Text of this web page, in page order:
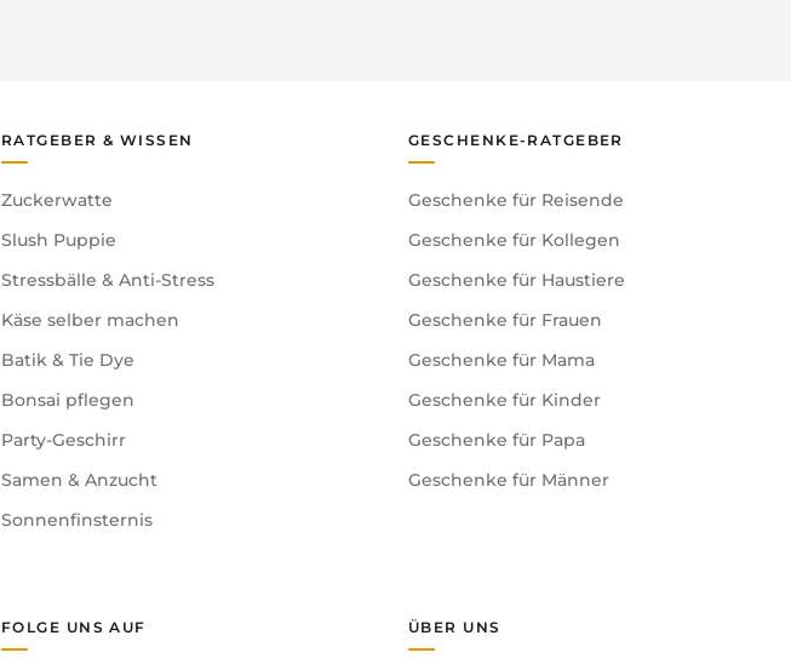
RATGEBER & WISSEN
Zuckerwatte
Slush Puppie
Stressbälle & Anti-Stress
Käse selber machen
Batik & Tie Dye
Bonsai pflegen
Party-Geschirr
Samen & Anzucht
Sonnenfinsternis
GESCHENKE-RATGEBER
Geschenke für Reisende
Geschenke für Kollegen
Geschenke für Haustiere
Geschenke für Frauen
Geschenke für Mama
Geschenke für Kinder
Geschenke für Papa
Geschenke für Männer
ÜBER UNS
FOLGE UNS AUF